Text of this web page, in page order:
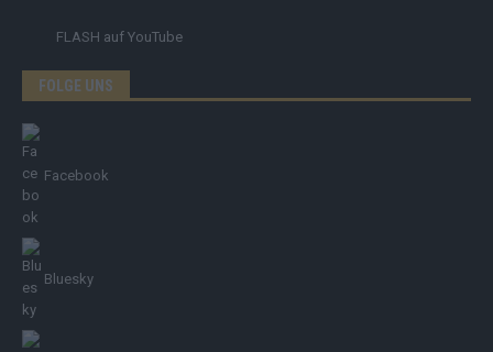
FLASH auf YouTube
FOLGE UNS
Facebook
Bluesky